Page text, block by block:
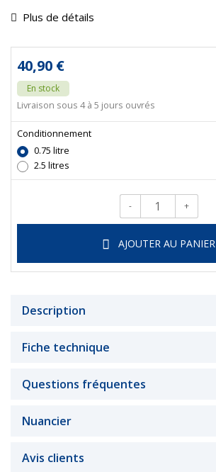
Plus de détails
40,90 €
En stock
Livraison sous 4 à 5 jours ouvrés
Conditionnement
0.75 litre
2.5 litres
Qté.
- +
AJOUTER AU PANIER
Description
Fiche technique
Questions fréquentes
Nuancier
Avis clients